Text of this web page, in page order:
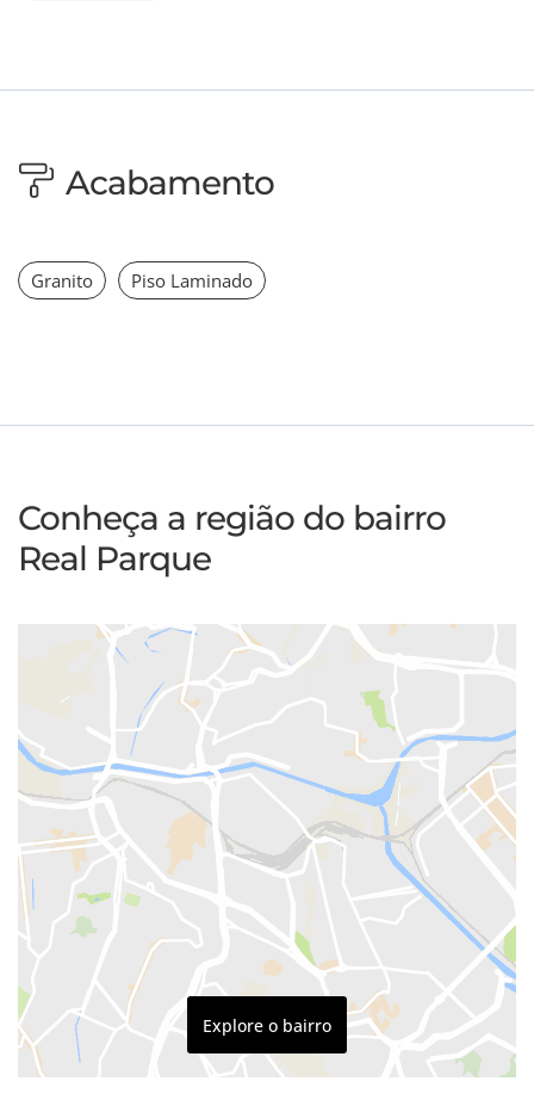
Acabamento
Granito Piso Laminado
Conheça a região do bairro
Real Parque
Explore o bairro